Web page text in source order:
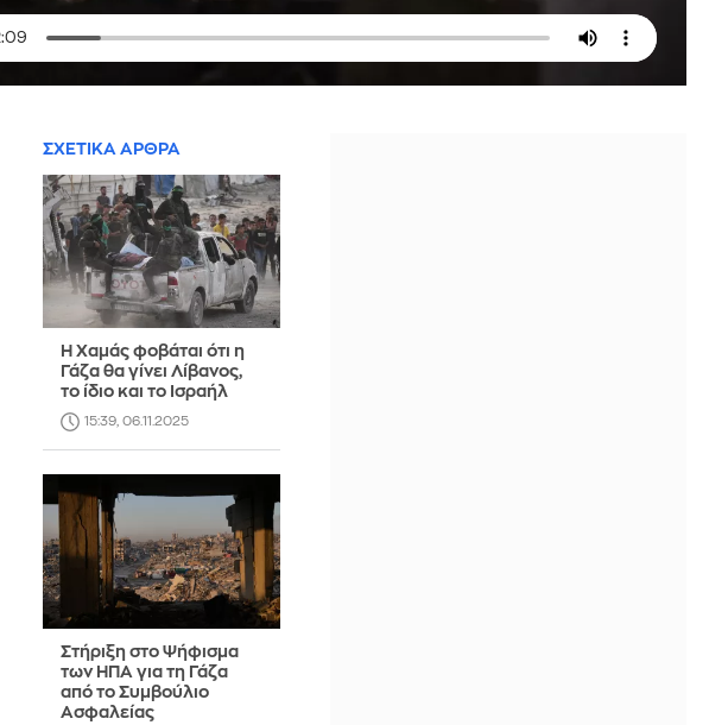
ΣΧΕΤΙΚΑ ΑΡΘΡΑ
Η Χαμάς φοβάται ότι η
Γάζα θα γίνει Λίβανος,
το ίδιο και το Ισραήλ
15:39, 06.11.2025
Στήριξη στο Ψήφισμα
των ΗΠΑ για τη Γάζα
από το Συμβούλιο
Ασφαλείας